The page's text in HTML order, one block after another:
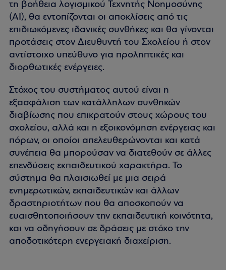
τη βοήθεια λογισμικού Τεχνητής Νοημοσύνης
(AI), θα εντοπίζονται οι αποκλίσεις από τις
επιδιωκόμενες ιδανικές συνθήκες και θα γίνονται
προτάσεις στον Διευθυντή του Σχολείου ή στον
αντίστοιχο υπεύθυνο για προληπτικές και
διορθωτικές ενέργειες.
Στόχος του συστήματος αυτού είναι η
εξασφάλιση των κατάλληλων συνθηκών
διαβίωσης που επικρατούν στους χώρους του
σχολείου, αλλά και η εξοικονόμηση ενέργειας και
πόρων, οι οποίοι απελευθερώνονται και κατά
συνέπεια θα μπορούσαν να διατεθούν σε άλλες
επενδύσεις εκπαιδευτικού χαρακτήρα. Το
σύστημα θα πλαισιωθεί με μια σειρά
ενημερωτικών, εκπαιδευτικών και άλλων
δραστηριοτήτων που θα αποσκοπούν να
ευαισθητοποιήσουν την εκπαιδευτική κοινότητα,
και να οδηγήσουν σε δράσεις με στόχο την
αποδοτικότερη ενεργειακή διαχείριση.